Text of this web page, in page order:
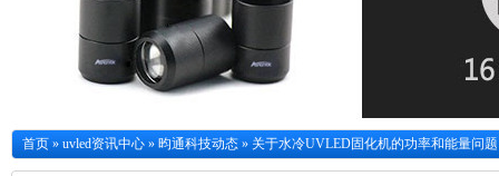
首页 » uvled资讯中心 » 昀通科技动态 » 关于水冷UVLED固化机的功率和能量问